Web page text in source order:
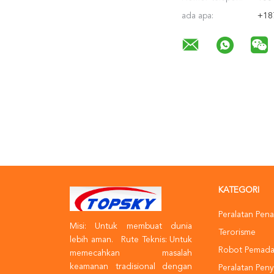
ada apa:
Misi: Untuk membuat dunia
lebih aman. Rute Teknis: Untuk
memecahkan masalah
keamanan tradisional dengan
KATEGORI
Peralatan
Terorisme
Robot
Peralatan